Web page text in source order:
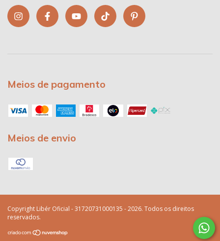
Meios de pagamento
Meios de envio
Copyright Libér Oficial - 31720731000135 - 2026. Todos os direitos
reservados.